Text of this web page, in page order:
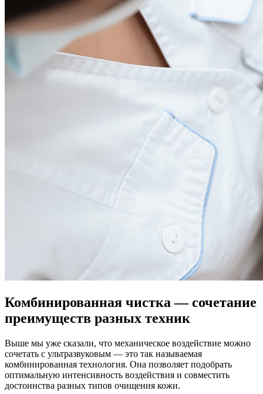
Комбинированная чистка — сочетание
преимуществ разных техник
Выше мы уже сказали, что механическое воздействие можно
сочетать с ультразвуковым — это так называемая
комбинированная технология. Она позволяет подобрать
оптимальную интенсивность воздействия и совместить
достоинства разных типов очищения кожи.